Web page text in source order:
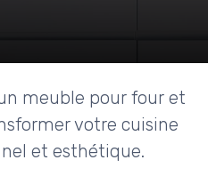
meuble pour four et
votre cuisine
et esthétique.